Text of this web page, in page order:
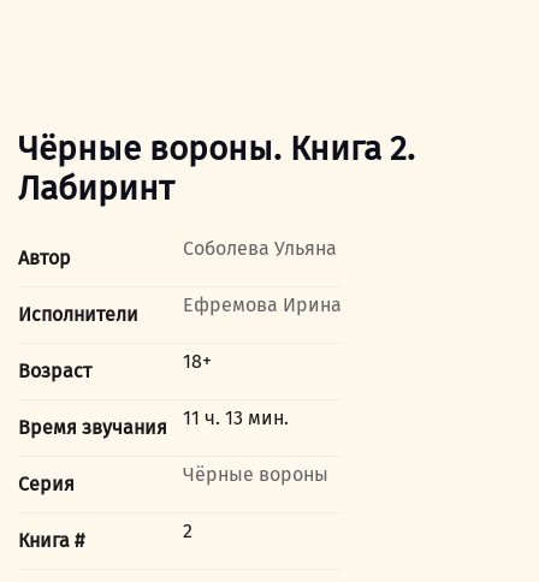
Чёрные вороны. Книга 2.
Лабиринт
Автор Соболева Ульяна
Исполнители Ефремова Ирина
Возраст 18+
Время звучания 11 ч. 13 мин.
Серия Чёрные вороны
Книга # 2